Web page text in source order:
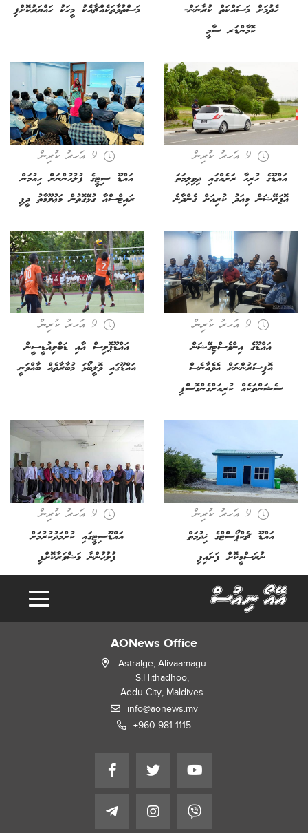
ހެދުމަށް މަސައްކަތް ކުރާނަން-
ކޮމާންޑަރ ސާމީ
މަސްތުވާތަކެއްޗާއެކު މީހަކު ހައްޔަރުކޮށްފި
9 އަހރު ކުރިން
އައްޑޫގެ ހުރިހާ ރަށެއްގައި ދިވިލިމަތަ
އޮޕަރޭޝަން މިއަދު ކުރިއަށް ގެންދާނެ
9 އަހރު ކުރިން
އައްޑޫ ސިޓީގެ ފުލުހުންނަށް ހިއުމަން
ރައިޓްސްއާ ގުޅޭގޮތުން މަޢުލޫމާތު ދީފި
9 އަހރު ކުރިން
އައްޑޫގެ އިންވެސްޓިގޭޝަން
އޮފިސަރުންނަށް އެވެއާނެސް
ސެޝަންތަކެއް ކުރިއަށްގެންގޮސްފި
9 އަހރު ކުރިން
އައްޑޫޕޮލިސް އާއި ޑަބްލިއުޑީސީން
އައްޑޫގައި ވޮލީބޯޅަ މުބާރާތެއް ބާއްވަނީ
9 އަހރު ކުރިން
އައްޑޫ ޗެކްޕޯސްޓްގެ ޚިދުމަތް
ނުރަސްމީކޮށް ފަށައިފި
9 އަހރު ކުރިން
އައްޑޫސިޓީގައި ކުށްމަދުކުރުމަށް
ފުލުހުންނާ މަޝްވަރާކޮށްފި
L
o
a
d
i
n
g
.
.
.
AONews Office
Astralge, Alivaamagu
S.Hithadhoo,
Addu City, Maldives
info@aonews.mv
+960 981-1115